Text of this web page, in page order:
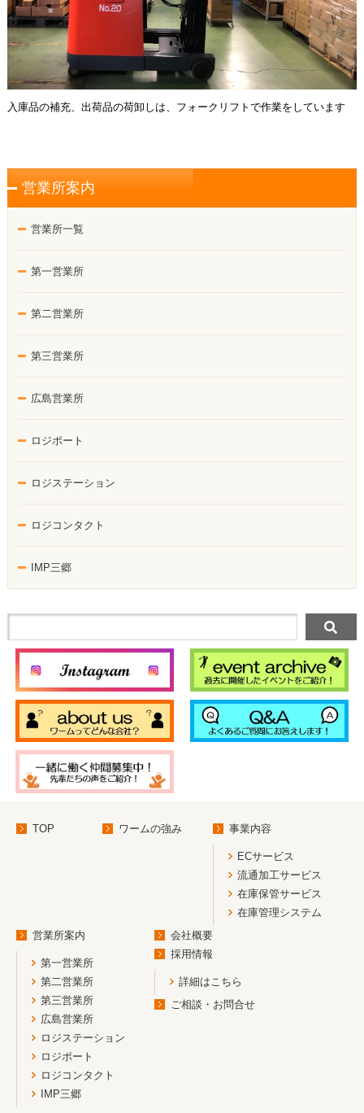
入庫品の補充、出荷品の荷卸しは、フォークリフトで作業をしています
営業所案内
営業所一覧
第一営業所
第二営業所
第三営業所
広島営業所
ロジポート
ロジステーション
ロジコンタクト
IMP三郷
TOP ワームの強み 事業内容
ECサービス
流通加工サービス
在庫保管サービス
在庫管理システム
営業所案内
第一営業所
第二営業所
第三営業所
広島営業所
ロジステーション
ロジポート
ロジコンタクト
IMP三郷
会社概要
採用情報
詳細はこちら
ご相談・お問合せ